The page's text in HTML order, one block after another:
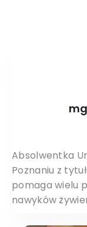
Absolwentka
Poznaniu z
pomaga wielu
nawyków